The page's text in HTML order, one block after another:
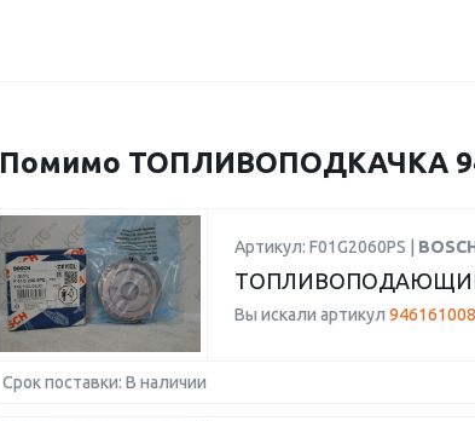
Помимо ТОПЛИВОПОДКАЧКА
Артикул: F01G2060PS |
ТОПЛИВОПОДАЮЩИЙ
Вы искали артикул
Срок поставки: В наличии